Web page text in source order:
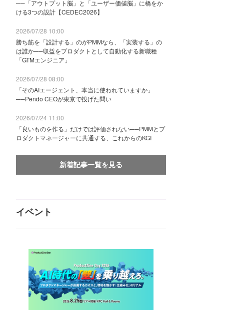
──「アウトプット脳」と「ユーザー価値脳」に橋をか
ける3つの設計【CEDEC2026】
2026/07/28 10:00
勝ち筋を「設計する」のがPMMなら、「実装する」の
は誰か──収益をプロダクトとして自動化する新職種
「GTMエンジニア」
2026/07/28 08:00
「そのAIエージェント、本当に使われていますか」
──Pendo CEOが東京で投げた問い
2026/07/24 11:00
「良いものを作る」だけでは評価されない──PMMとプ
ロダクトマネージャーに共通する、これからのKGI
新着記事一覧を見る
イベント